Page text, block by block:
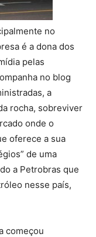
no
é a dona dos
pelas
no blog
a
rocha, sobreviver
onde o
oferece a sua
de uma
a Petrobras que
nesse país,
começou